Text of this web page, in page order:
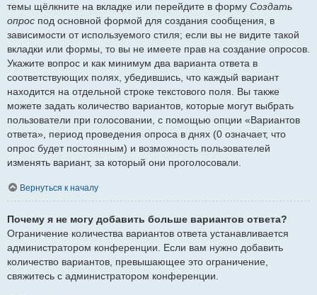
темы щёлкните на вкладке или перейдите в форму Создать
опрос под основной формой для создания сообщения, в
зависимости от используемого стиля; если вы не видите такой
вкладки или формы, то вы не имеете прав на создание опросов.
Укажите вопрос и как минимум два варианта ответа в
соответствующих полях, убедившись, что каждый вариант
находится на отдельной строке текстового поля. Вы также
можете задать количество вариантов, которые могут выбрать
пользователи при голосовании, с помощью опции «Вариантов
ответа», период проведения опроса в днях (0 означает, что
опрос будет постоянным) и возможность пользователей
изменять вариант, за который они проголосовали.
Вернуться к началу
Почему я не могу добавить больше вариантов ответа?
Ограничение количества вариантов ответа устанавливается
администратором конференции. Если вам нужно добавить
количество вариантов, превышающее это ограничение,
свяжитесь с администратором конференции.